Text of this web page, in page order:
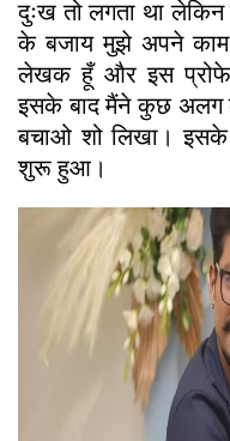
दुःख तो लगता था
के बजाय मुझे अपने
लेखक हूँ और इस
इसके बाद मैंने कुछ अलग
बचाओ शो लिखा। इसके
शुरू हुआ।